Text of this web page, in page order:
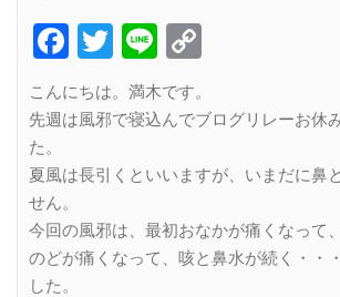
Facebook
Twitter
Line
こんにちは。満木です。
先週は風邪で寝込んでブログリレーお休
た。
夏風は長引くといいますが、いまだに鼻
せん。
今回の風邪は、最初おなかが痛くなって
のどが痛くなって、咳と鼻水が続く・・
した。